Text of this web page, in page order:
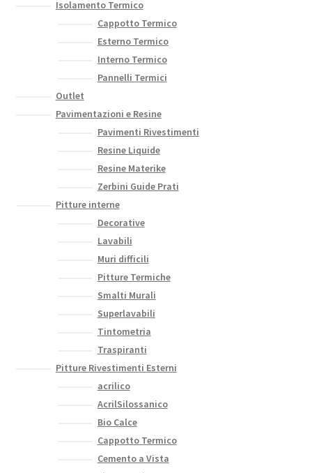
Isolamento Termico
Cappotto Termico
Esterno Termico
Interno Termico
Pannelli Termici
Outlet
Pavimentazioni e Resine
Pavimenti Rivestimenti
Resine Liquide
Resine Materike
Zerbini Guide Prati
Pitture interne
Decorative
Lavabili
Muri difficili
Pitture Termiche
Smalti Murali
Superlavabili
Tintometria
Traspiranti
Pitture Rivestimenti Esterni
acrilico
AcrilSilossanico
Bio Calce
Cappotto Termico
Cemento a Vista